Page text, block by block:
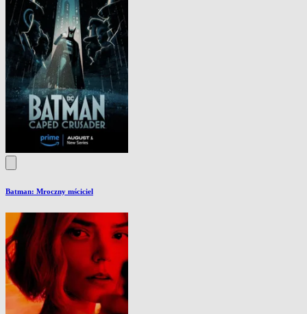
Batman: Mroczny mściciel